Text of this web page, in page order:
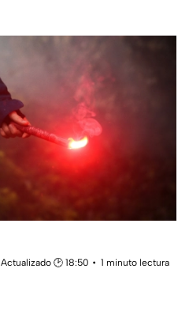
| Actualizado 🕑 18:50
1 minuto lectura